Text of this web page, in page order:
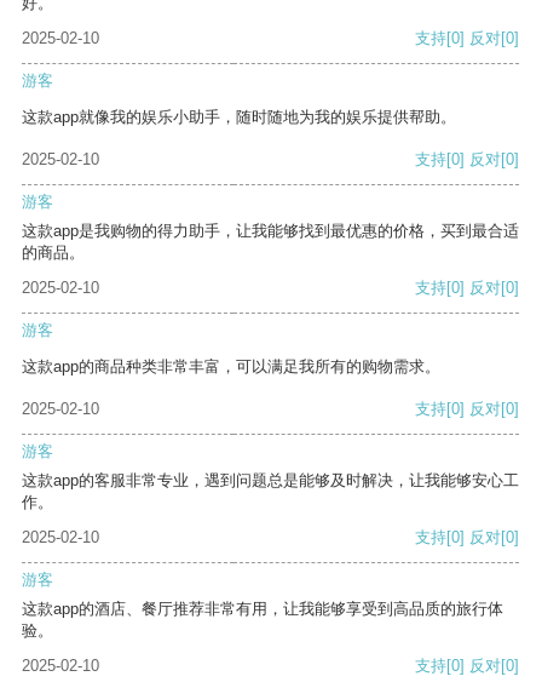
2025-02-10
支持[0] 反对[0]
游客
这款app就像我的娱乐小助手，随时随地为我的娱乐提供帮助。
2025-02-10 支持[0] 反对[0]
游客
这款app是我购物的得力助手，让我能够找到最优惠的价格，买到最合适
的商品。
2025-02-10
支持[0] 反对[0]
游客
这款app的商品种类非常丰富，可以满足我所有的购物需求。
2025-02-10 支持[0] 反对[0]
游客
这款app的客服非常专业，遇到问题总是能够及时解决，让我能够安心工
作。
2025-02-10
支持[0] 反对[0]
游客
这款app的酒店、餐厅推荐非常有用，让我能够享受到高品质的旅行体
验。
2025-02-10
支持[0] 反对[0]